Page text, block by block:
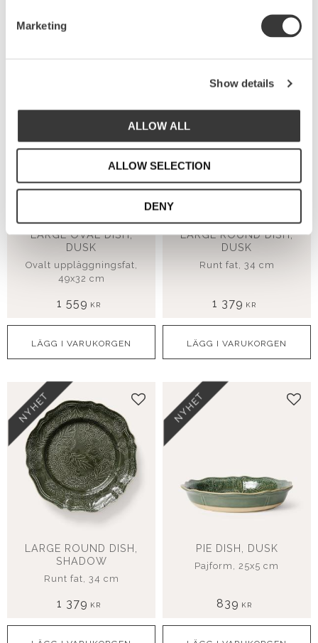
Marketing
Show details
ALLOW ALL
ALLOW SELECTION
DENY
LARGE OVAL DISH,
DUSK
Ovalt uppläggningsfat,
49x32 cm
1 559 KR
LARGE ROUND DISH,
DUSK
Runt fat, 34 cm
1 379 KR
LARGE ROUND DISH,
SHADOW
Runt fat, 34 cm
1 379 KR
NYHET Lägg till i favoriter
PIE DISH, DUSK
Pajform, 25x5 cm
839 KR
NYHET